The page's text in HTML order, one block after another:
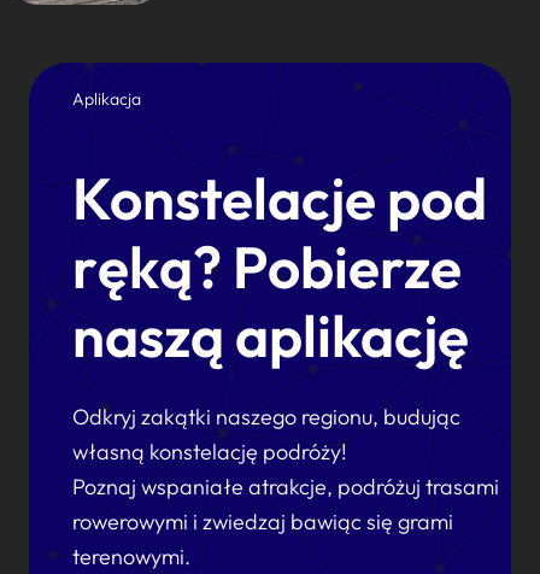
Aplikacja
Konstelacje pod
ręką? Pobierze
naszą aplikację
Odkryj zakątki naszego regionu, budując
własną konstelację podróży!
Poznaj wspaniałe atrakcje, podróżuj trasami
rowerowymi i zwiedzaj bawiąc się grami
terenowymi.